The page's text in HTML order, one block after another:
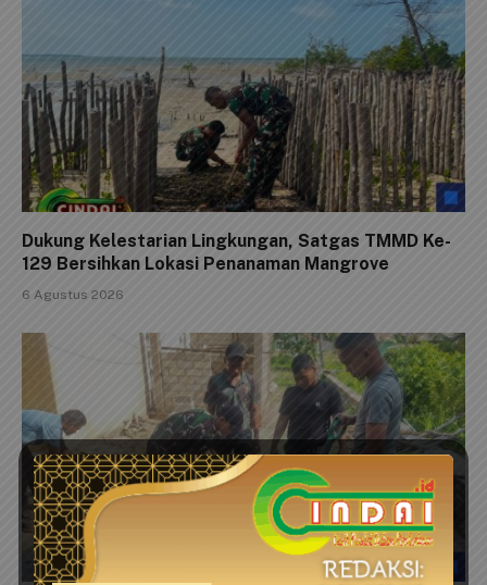
Dukung Kelestarian Lingkungan, Satgas TMMD Ke-
129 Bersihkan Lokasi Penanaman Mangrove
6 Agustus 2026